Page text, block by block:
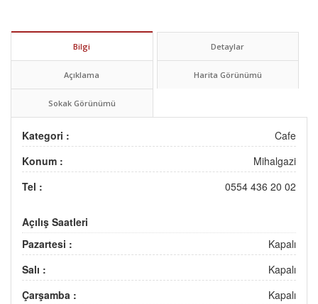
Bilgi Detaylar
Açıklama Harita Görünümü
Sokak Görünümü
Kategori :
Cafe
Konum :
Mihalgazi
Tel :
0554 436 20 02
Açılış Saatleri
Pazartesi :
Kapalı
Salı :
Kapalı
Çarşamba :
Kapalı